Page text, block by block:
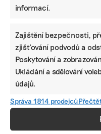
informací.
Zajištění bezpečnosti,
zjišťování podvodů a
Poskytování a
Ukládání a sdělování
údajů.
Správa 1814 prodejců
PRÁCE, KTERÁ ZLEPŠÍ SVĚT
mutualus
Stáž: právnička nebo